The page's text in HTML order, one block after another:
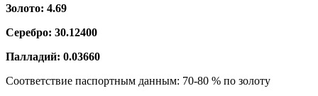
Золото: 4.69
Серебро: 30.12400
Палладий: 0.03660
Соответствие паспортным данным: 70-80 % по золоту